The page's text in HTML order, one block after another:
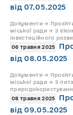
від 07.05.2025
Документи →
міської ради → З
інвестиційного
06 травня 2025
від 08.05.2025
Документи →
міської ради → З
08 травня 2025
від 09.05.2025